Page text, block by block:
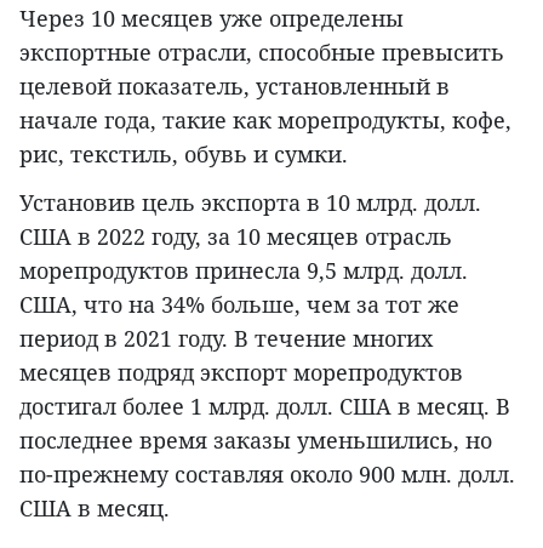
Через 10 месяцев уже определены
экспортные отрасли, способные превысить
целевой показатель, установленный в
начале года, такие как морепродукты, кофе,
рис, текстиль, обувь и сумки.
Установив цель экспорта в 10 млрд. долл.
США в 2022 году, за 10 месяцев отрасль
морепродуктов принесла 9,5 млрд. долл.
США, что на 34% больше, чем за тот же
период в 2021 году. В течение многих
месяцев подряд экспорт морепродуктов
достигал более 1 млрд. долл. США в месяц. В
последнее время заказы уменьшились, но
по-прежнему составляя около 900 млн. долл.
США в месяц.